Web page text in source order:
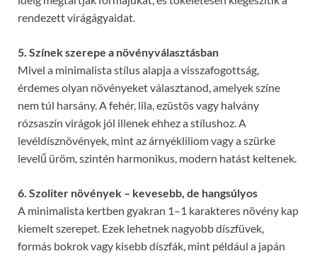
rendezett virágágyaidat.
5. Színek szerepe a növényválasztásban
Mivel a minimalista stílus alapja a visszafogottság,
érdemes olyan növényeket választanod, amelyek színe
nem túl harsány. A fehér, lila, ezüstös vagy halvány
rózsaszín virágok jól illenek ehhez a stílushoz. A
levéldísznövények, mint az árnyékliliom vagy a szürke
levelű üröm, szintén harmonikus, modern hatást keltenek.
6. Szoliter növények – kevesebb, de hangsúlyos
A minimalista kertben gyakran 1–1 karakteres növény kap
kiemelt szerepet. Ezek lehetnek nagyobb díszfüvek,
formás bokrok vagy kisebb díszfák, mint például a japán